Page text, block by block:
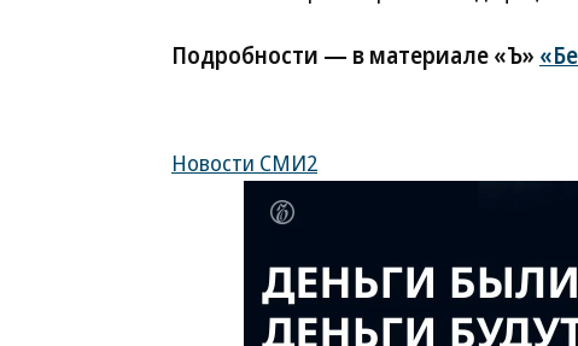
Подробности — в материале «Ъ»
Новости СМИ2